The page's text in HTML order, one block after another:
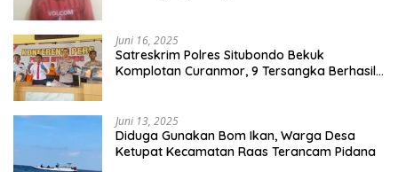
Juni 16, 2025
Satreskrim Polres Situbondo Bekuk
Komplotan Curanmor, 9 Tersangka Berhasil
Juni 13, 2025
Diduga Gunakan Bom Ikan, Warga Desa
Ketupat Kecamatan Raas Terancam Pidana